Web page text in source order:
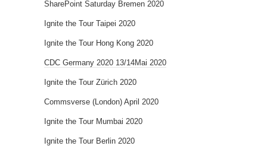
SharePoint Saturday Bremen 2020
Ignite the Tour Taipei 2020
Ignite the Tour Hong Kong 2020
CDC Germany 2020 13/14Mai 2020
Ignite the Tour Zürich 2020
Commsverse (London) April 2020
Ignite the Tour Mumbai 2020
Ignite the Tour Berlin 2020